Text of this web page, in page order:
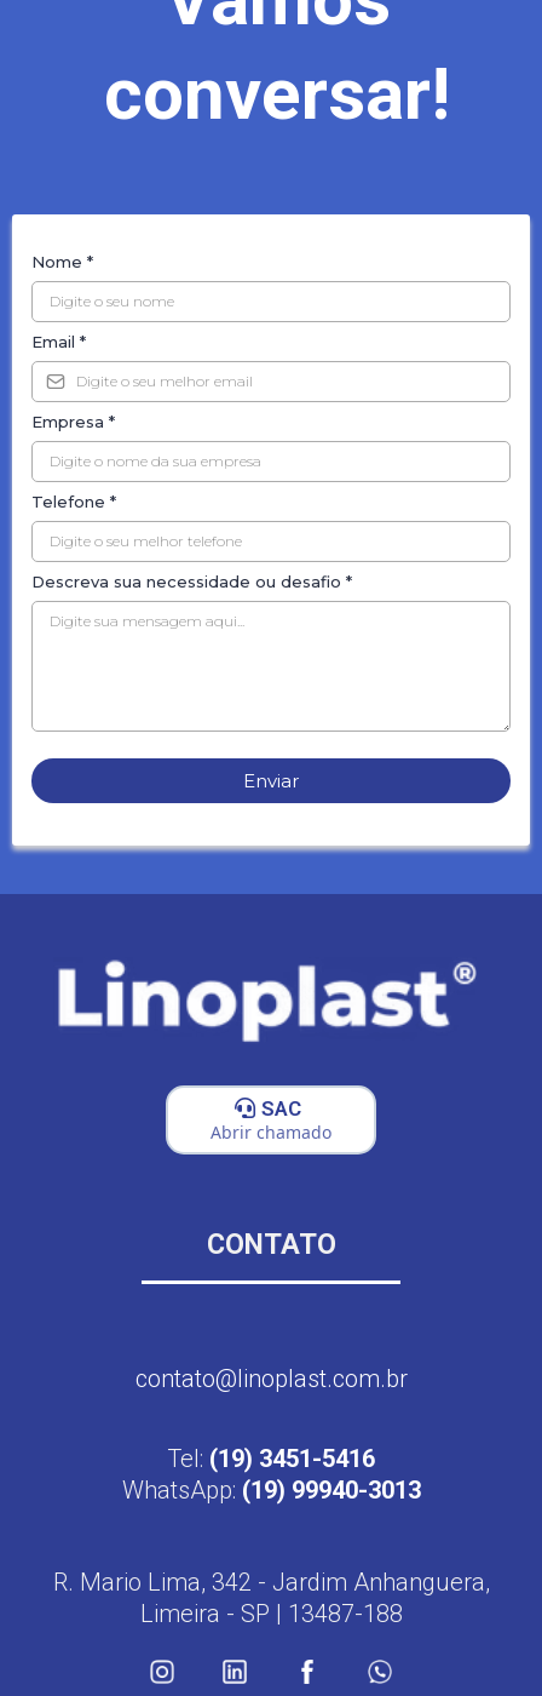
conversar!
Nome *
Email *
Empresa *
Telefone *
Descreva sua necessidade ou desafio *
Enviar
SAC
Abrir chamado
CONTATO
contato@linoplast.com.br
Tel: (19) 3451-5416
WhatsApp: (19) 99940-3013
R. Mario Lima, 342 - Jardim Anhanguera,
Limeira - SP | 13487-188